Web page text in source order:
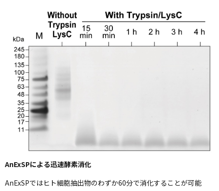
AnExSPによる迅速酵素消化
AnExSPではヒト細胞抽出物のわずか60分で消化することが可能